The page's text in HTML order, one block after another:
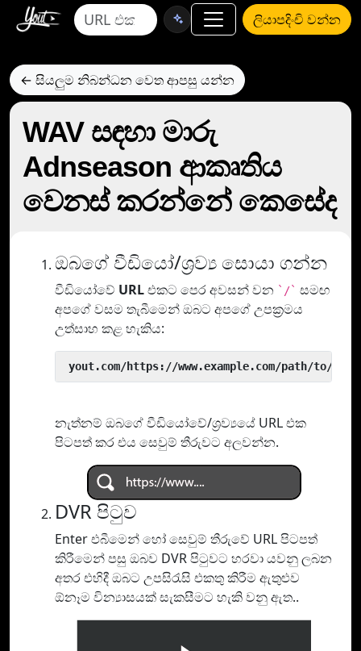
ලියාපදිංචි වන්න
← සියලුම නිබන්ධන වෙත ආපසු යන්න
WAV සඳහා මාරු
Adnseason ආකෘතිය
වෙනස් කරන්නේ කෙසේද
ඔබගේ වීඩියෝ/ශ්‍රව්‍ය සොයා ගන්න
වීඩියෝවේ URLඑකට පෙර අවසන් වන `/` සමඟ
අපගේ වසම තැබීමෙන් ඔබට අපගේ උපක්‍රමය
උත්සාහ කළ හැකිය:
yout.com/https://www.example.com/path/to/
නැත්නම් ඔබගේ වීඩියෝවේ/ශ්‍රව්‍යයේ URL එක
පිටපත් කර එය සෙවුම් තීරුවට අලවන්න.
DVR පිටුව
Enter එබීමෙන් හෝ සෙවුම් තීරුවේ URL පිටපත්
කිරීමෙන් පසු ඔබව DVR පිටුවට හරවා යවනු ලබන
අතර එහිදී ඔබට උපසිරැසි එකතු කිරීම ඇතුළුව
ඕනෑම වින්‍යාසයක් සැකසීමට හැකි වනු ඇත..